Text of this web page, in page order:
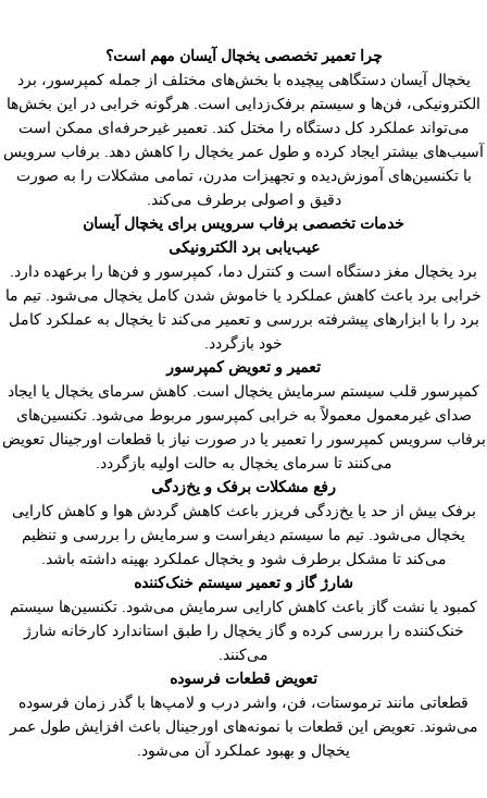
چرا تعمیر تخصصی یخچال آیسان مهم است؟
یخچال آیسان دستگاهی پیچیده با بخش‌های مختلف از جمله کمپرسور، برد
فن‌ها و سیستم برفک‌زدایی است. هرگونه خرابی در این بخش‌ها
می‌تواند عملکرد کل دستگاه را مختل کند. تعمیر غیرحرفه‌ای ممکن است
بیشتر ایجاد کرده و طول عمر یخچال را کاهش دهد. برفاب سرویس
با تکنسین‌های آموزش‌دیده و تجهیزات مدرن، تمامی مشکلات را به صورت
دقیق و اصولی برطرف می‌کند.
خدمات تخصصی برفاب سرویس برای یخچال آیسان
عیب‌یابی برد الکترونیکی
برد یخچال مغز دستگاه است و کنترل دما، کمپرسور و فن‌ها را برعهده دارد.
برد باعث کاهش عملکرد یا خاموش شدن کامل یخچال می‌شود. تیم ما
برد را با ابزارهای پیشرفته بررسی و تعمیر می‌کند تا یخچال به عملکرد کامل
خود بازگردد.
تعمیر و تعویض کمپرسور
کمپرسور قلب سیستم سرمایش یخچال است. کاهش سرمای یخچال یا ایجاد
صدای غیرمعمول معمولاً به خرابی کمپرسور مربوط می‌شود. تکنسین‌های
سرویس کمپرسور را تعمیر یا در صورت نیاز با قطعات اورجینال تعویض
می‌کنند تا سرمای یخچال به حالت اولیه بازگردد.
رفع مشکلات برفک و یخ‌زدگی
برفک بیش از حد یا یخ‌زدگی فریزر باعث کاهش گردش هوا و کاهش کارایی
یخچال می‌شود. تیم ما سیستم دیفراست و سرمایش را بررسی و تنظیم
می‌کند تا مشکل برطرف شود و یخچال عملکرد بهینه داشته باشد.
شارژ گاز و تعمیر سیستم خنک‌کننده
کمبود یا نشت گاز باعث کاهش کارایی سرمایش می‌شود. تکنسین‌ها سیستم
خنک‌کننده را بررسی کرده و گاز یخچال را طبق استاندارد کارخانه شارژ
می‌کنند.
تعویض قطعات فرسوده
قطعاتی مانند ترموستات، فن، واشر درب و لامپ‌ها با گذر زمان فرسوده
می‌شوند. تعویض این قطعات با نمونه‌های اورجینال باعث افزایش طول عمر
یخچال و بهبود عملکرد آن می‌شود.